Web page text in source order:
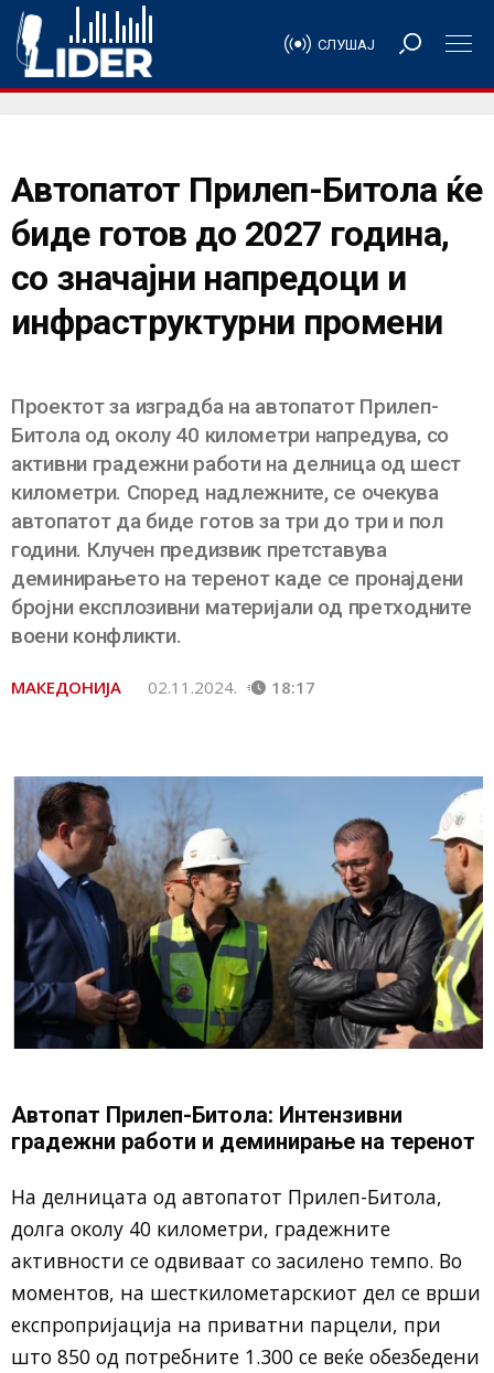
СЛУШАЈ
Автопатот Прилеп-Битола ќе
биде готов до 2027 година,
со значајни напредоци и
инфраструктурни промени
Проектот за изградба на автопатот Прилеп-
Битола од околу 40 километри напредува, со
активни градежни работи на делница од шест
километри. Според надлежните, се очекува
автопатот да биде готов за три до три и пол
години. Клучен предизвик претставува
деминирањето на теренот каде се пронајдени
бројни експлозивни материјали од претходните
воени конфликти.
МАКЕДОНИЈА 02.11.2024. 18:17
Автопат Прилеп-Битола: Интензивни
градежни работи и деминирање на теренот
На делницата од автопатот Прилеп-Битола,
долга околу 40 километри, градежните
активности се одвиваат со засилено темпо. Во
моментов, на шесткилометарскиот дел се врши
експропријација на приватни парцели, при
што 850 од потребните 1.300 се веќе обезбедени